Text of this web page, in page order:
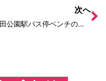
次へ
戸田公園駅バス停ベンチの雨漏り